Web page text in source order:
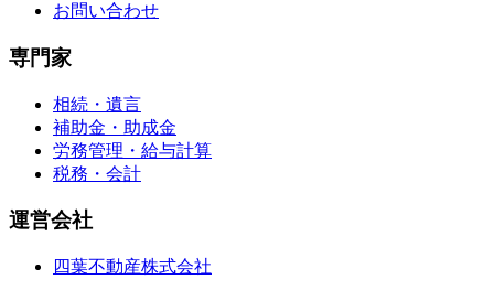
お問い合わせ
専門家
相続・遺言
補助金・助成金
労務管理・給与計算
税務・会計
運営会社
四葉不動産株式会社